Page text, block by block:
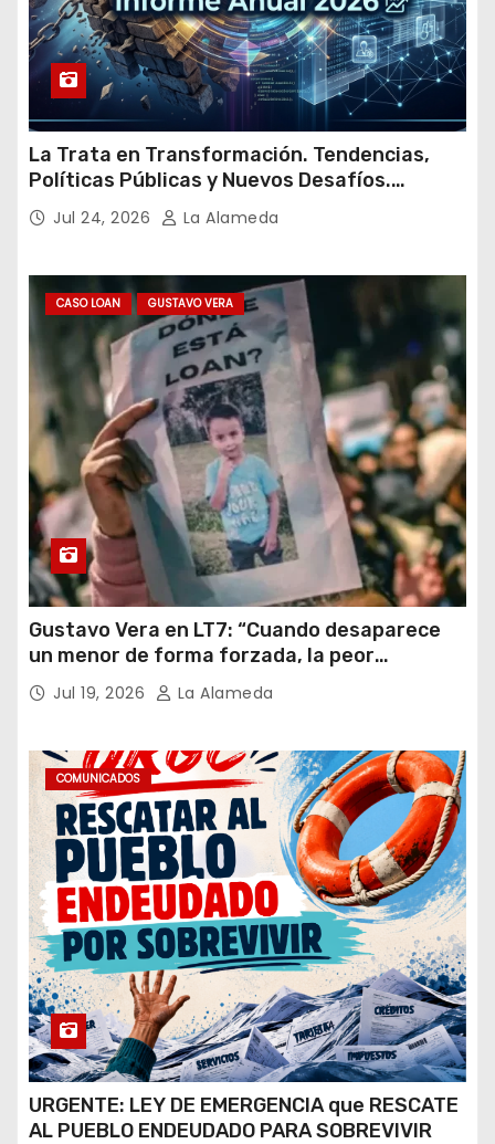
La Trata en Transformación. Tendencias,
Políticas Públicas y Nuevos Desafíos.
Argentina y el Mundo – Julio 2026
Jul 24, 2026 La Alameda
CASO LOAN GUSTAVO VERA
Gustavo Vera en LT7: “Cuando desaparece
un menor de forma forzada, la peor
hipótesis es trata, y así debe seguir
caratulado el caso Loan”
Jul 19, 2026 La Alameda
COMUNICADOS
URGENTE: LEY DE EMERGENCIA que RESCATE
AL PUEBLO ENDEUDADO PARA SOBREVIVIR